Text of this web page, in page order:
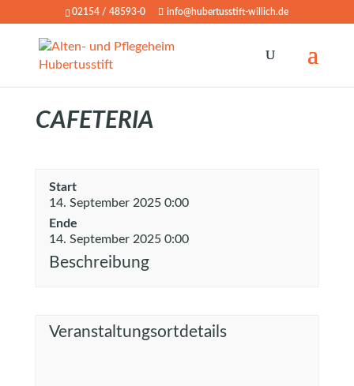
02154 / 48593-0 info@hubertusstift-willich.de
CAFETERIA
Start
14. September 2025 0:00
Ende
14. September 2025 0:00
Beschreibung
Veranstaltungsortdetails